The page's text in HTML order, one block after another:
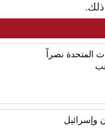
المتحدة نصراً
وإسرائيل